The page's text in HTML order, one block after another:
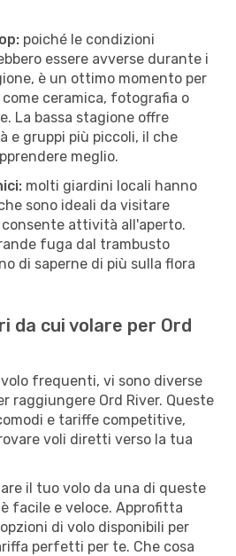
poiché le condizioni
essere avverse durante i
è un ottimo momento per
ceramica, fotografia o
La bassa stagione offre
e gruppi più piccoli, il che
meglio.
molti giardini locali hanno
sono ideali da visitare
attività all'aperto.
fuga dal trambusto
di saperne di più sulla flora
da cui volare per Ord
frequenti, vi sono diverse
raggiungere Ord River. Queste
e tariffe competitive,
voli diretti verso la tua
il tuo volo da una di queste
facile e veloce. Approfitta
di volo disponibili per
perfetti per te. Che cosa